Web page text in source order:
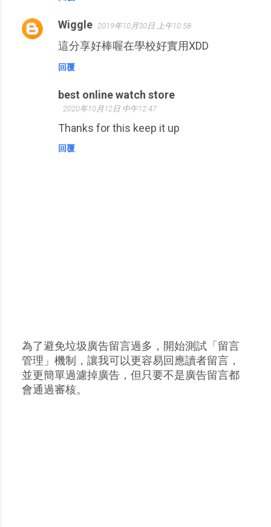
Wiggle 2019年10月30日 上午10:58
這分享好棒喔在學校好實用XDD
回覆
best online watch store
2020年10月12日 中午12:47
Thanks for this keep it up
回覆
張
貼
留
為了避免垃圾廣告留言過多，開始測試「留言
管理」機制，讓我可以更容易回應讀者留言，
並更簡單過濾掉廣告，但只要不是廣告留言都
會通過審核。